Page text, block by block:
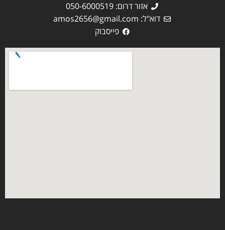
אזור דרום: 050-6000519
דוא"ל: amos2656@gmail.com
פייסבוק